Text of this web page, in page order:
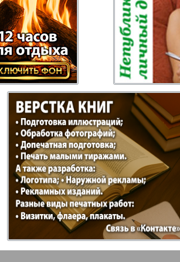
Рецепты здоровья
Русский Баден-
Вюртемберг
Семейная газета
Торговый Центр
У нас в Гамбурге